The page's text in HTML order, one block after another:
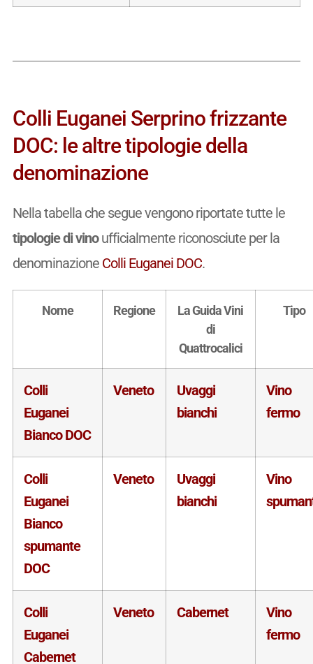
Colli Euganei Serprino frizzante
DOC: le altre tipologie della
denominazione
Nella tabella che segue vengono riportate tutte le
tipologie di vinoufficialmente riconosciute per la
denominazione Colli Euganei DOC.
Nome Regione
La Guida Vini
di
Quattrocalici
Tipo
Colli
Euganei
Bianco DOC
Veneto
Uvaggi
bianchi
Vino
fermo
Colli
Euganei
Bianco
spumante
DOC
Veneto
Uvaggi
bianchi
Vino
Colli
Euganei
Cabernet
Veneto Cabernet
Vino
fermo